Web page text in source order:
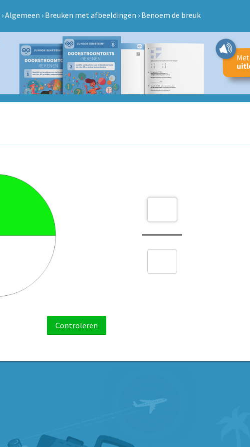
›Algemeen › Breuken met afbeeldingen › Benoem de breuk